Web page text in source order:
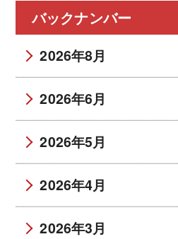
バックナンバー
2026年8月
2026年6月
2026年5月
2026年4月
2026年3月